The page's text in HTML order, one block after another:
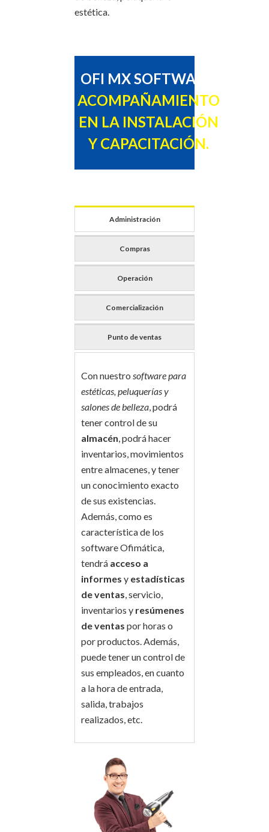
estética.
OFI MX SOFTWARE:
ACOMPAÑAMIENTO
EN LA INSTALACIÓN
Y CAPACITACIÓN.
Administración
Compras
Operación
Comercialización
Punto de ventas
Con nuestro software para
estéticas, peluquerías y
salones de belleza, podrá
tener control de su
almacén, podrá hacer
inventarios, movimientos
entre almacenes, y tener
un conocimiento exacto
de sus existencias.
Además, como es
característica de los
software Ofimática,
tendrá acceso a
informes y estadísticas
de ventas, servicio,
inventarios y resúmenes
de ventas por horas o
por productos. Además,
puede tener un control de
sus empleados, en cuanto
a la hora de entrada,
salida, trabajos
realizados, etc.